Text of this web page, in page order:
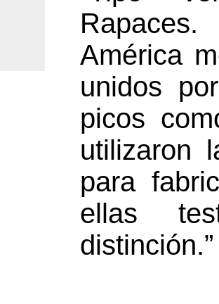
América
unidos
picos
utilizaron
para
ellas
distinción.”